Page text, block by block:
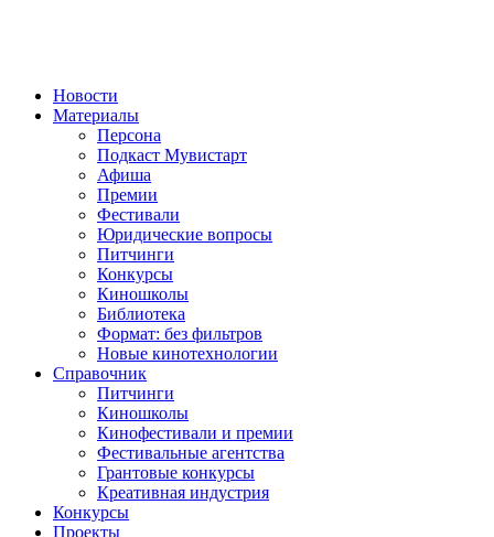
Новости
Материалы
Персона
Подкаст Мувистарт
Афиша
Премии
Фестивали
Юридические вопросы
Питчинги
Конкурсы
Киношколы
Библиотека
Формат: без фильтров
Новые кинотехнологии
Справочник
Питчинги
Киношколы
Кинофестивали и премии
Фестивальные агентства
Грантовые конкурсы
Креативная индустрия
Конкурсы
Проекты